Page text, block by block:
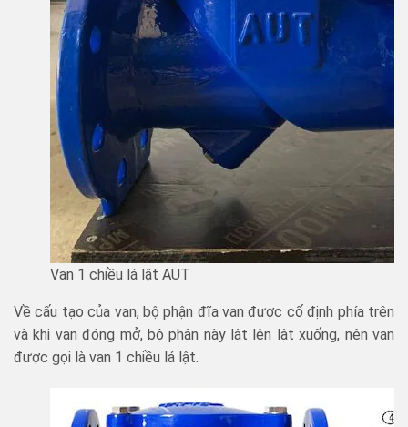
Van 1 chiều lá lật AUT
Về cấu tạo của van, bộ phận đĩa van được cố định phía trên
và khi van đóng mở, bộ phận này lật lên lật xuống, nên van
được gọi là van 1 chiều lá lật.